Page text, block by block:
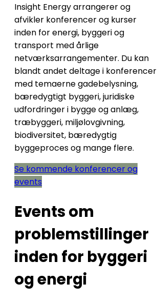
Insight Energy arrangerer og
afvikler konferencer og kurser
inden for energi, byggeri og
transport med årlige
netværksarrangementer. Du kan
blandt andet deltage i konferencer
med temaerne gadebelysning,
bæredygtigt byggeri, juridiske
udfordringer i bygge og anlæg,
træbyggeri, miljølovgivning,
biodiversitet, bæredygtig
byggeproces og mange flere.
Se kommende konferencer og
events
Events om
problemstillinger
inden for byggeri
og energi